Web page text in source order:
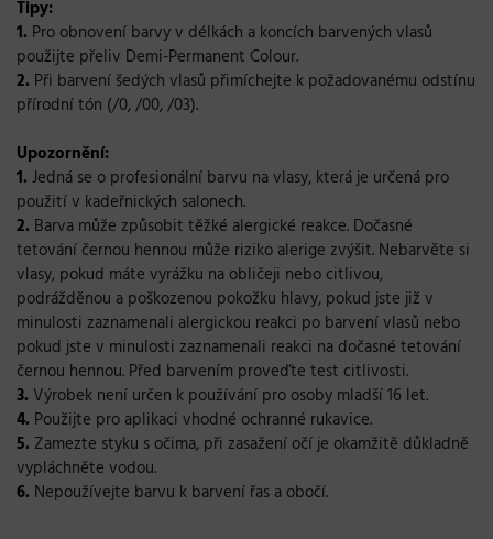
Tipy:
1. Pro obnovení barvy v délkách a koncích barvených vlasů
použijte přeliv Demi-Permanent Colour.
2. Při barvení šedých vlasů přimíchejte k požadovanému odstínu
přírodní tón (/0, /00, /03).
Upozornění:
1. Jedná se o profesionální barvu na vlasy, která je určená pro
použití v kadeřnických salonech.
2. Barva může způsobit těžké alergické reakce. Dočasné
tetování černou hennou může riziko alerige zvýšit. Nebarvěte si
vlasy, pokud máte vyrážku na obličeji nebo citlivou,
podrážděnou a poškozenou pokožku hlavy, pokud jste již v
minulosti zaznamenali alergickou reakci po barvení vlasů nebo
pokud jste v minulosti zaznamenali reakci na dočasné tetování
černou hennou. Před barvením proveďte test citlivosti.
3. Výrobek není určen k používání pro osoby mladší 16 let.
4. Použijte pro aplikaci vhodné ochranné rukavice.
5. Zamezte styku s očima, při zasažení očí je okamžitě důkladně
vypláchněte vodou.
6. Nepoužívejte barvu k barvení řas a obočí.